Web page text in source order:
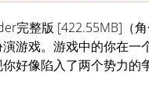
完整版 [422.55MB]（
游戏。游戏中的你在一
好像陷入了两个势力的